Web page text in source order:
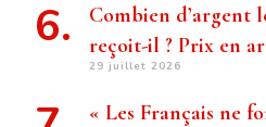
Combien d’argent
reçoit-il ? Prix ​​en
29 juillet 2026
« Les Français ne